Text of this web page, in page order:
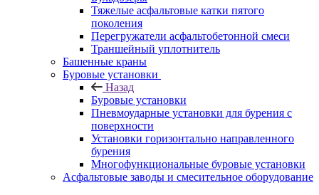
Тяжелые асфальтовые катки пятого
поколения
Перегружатели асфальтобетонной смеси
Траншейный уплотнитель
Башенные краны
Буровые установки
Назад
Буровые установки
Пневмоударные установки для бурения с
поверхности
Установки горизонтально направленного
бурения
Многофункциональные буровые установки
Асфальтовые заводы и смесительное оборудование